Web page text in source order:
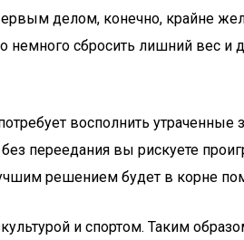
делом, конечно, крайне
сбросить лишний вес и
восполнить утраченные
переедания вы рискуете
решением будет в корне
и спортом. Таким